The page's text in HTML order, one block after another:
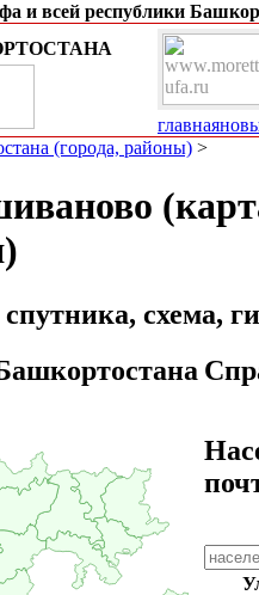
и всей республики
главная
(города, районы) >
схема,